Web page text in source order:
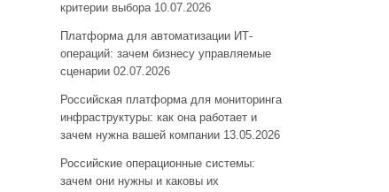
критерии выбора 10.07.2026
Платформа для автоматизации ИТ-
операций: зачем бизнесу управляемые
сценарии 02.07.2026
Российская платформа для мониторинга
инфраструктуры: как она работает и
зачем нужна вашей компании 13.05.2026
Российские операционные системы:
зачем они нужны и каковы их